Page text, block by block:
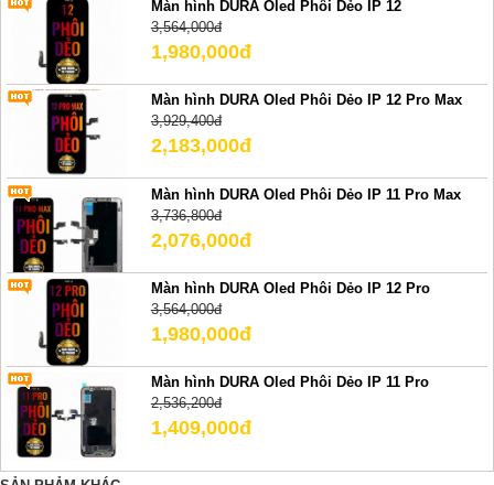
Màn hình DURA Oled Phôi Dẻo IP 12
3,564,000đ
1,980,000đ
Màn hình DURA Oled Phôi Dẻo IP 12 Pro Max
3,929,400đ
2,183,000đ
Màn hình DURA Oled Phôi Dẻo IP 11 Pro Max
3,736,800đ
2,076,000đ
Màn hình DURA Oled Phôi Dẻo IP 12 Pro
3,564,000đ
1,980,000đ
Màn hình DURA Oled Phôi Dẻo IP 11 Pro
2,536,200đ
1,409,000đ